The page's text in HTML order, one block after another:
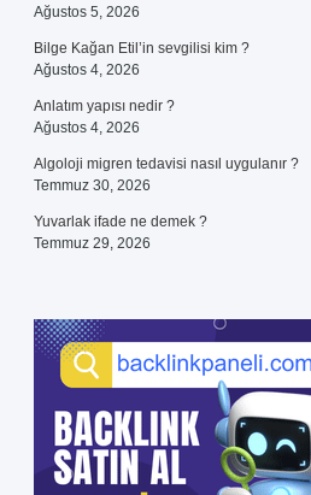
Ağustos 5, 2026
Bilge Kağan Etil’in sevgilisi kim ?
Ağustos 4, 2026
Anlatım yapısı nedir ?
Ağustos 4, 2026
Algoloji migren tedavisi nasıl uygulanır ?
Temmuz 30, 2026
Yuvarlak ifade ne demek ?
Temmuz 29, 2026